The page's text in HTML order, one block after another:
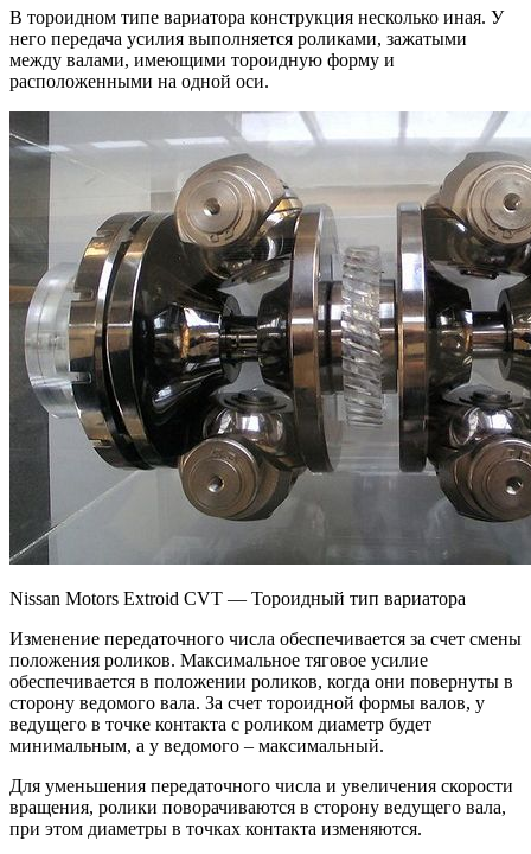
В тороидном типе вариатора конструкция несколько иная. У
него передача усилия выполняется роликами, зажатыми
между валами, имеющими тороидную форму и
расположенными на одной оси.
Nissan Motors Extroid CVT — Тороидный тип вариатора
Изменение передаточного числа обеспечивается за счет смены
положения роликов. Максимальное тяговое усилие
обеспечивается в положении роликов, когда они повернуты в
сторону ведомого вала. За счет тороидной формы валов, у
ведущего в точке контакта с роликом диаметр будет
минимальным, а у ведомого – максимальный.
Для уменьшения передаточного числа и увеличения скорости
вращения, ролики поворачиваются в сторону ведущего вала,
при этом диаметры в точках контакта изменяются.